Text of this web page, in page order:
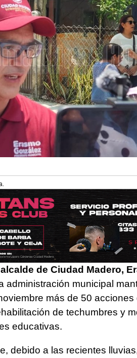
alcalde de Ciudad Madero,
administración municipal
más de 50 acciones
de techumbres y
educativas.
debido a las recientes